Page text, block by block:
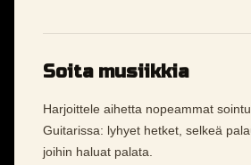
Soita musiikkia
Harjoittele aihetta nopeammat
Guitarissa: lyhyet hetket, selkeä
joihin haluat palata.